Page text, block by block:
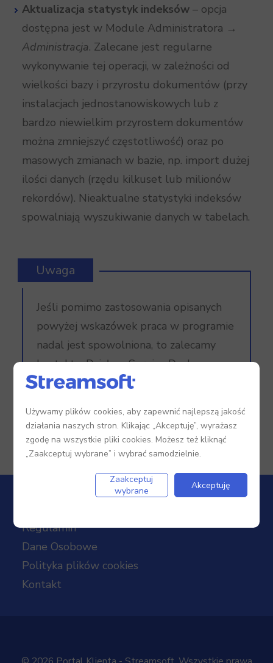
Aktualizacja statystyk indeksów – opcja
dostępna jest w Module Administratora →
Administracja. Zalecane jest regularne
wykonywanie tej operacji, w zależności od
wielkości bazy i przyrostu dokumentów (przy
instalacjach jednostanowiskowych lub z
bardzo niewielkim przyrostem dokumentów
można zmniejszyć częstotliwość) oraz po
masowych zmianach w bazie, np. import dużej
ilości danych (rzędu kilkuset lub milionów
rekordów). Nieaktualne statystyki indeksów
spowalniają wyszukiwanie danych w tabelach.
Uwaga
Jeśli pomimo zastosowania opisanych
powyżej wskazówek praca w programie
nadal jest spowolniona, to zalecamy
kontakt z Działem Service Desk
Streamsoft lub Opiekunem.
Regulamin
Dane Osobowe
Polityka plików cookies
Kontakt
Używamy plików cookies, aby zapewnić najlepszą jakość
działania naszych stron. Klikając „Akceptuję”, wyrażasz
zgodę na wszystkie pliki cookies. Możesz też kliknąć
„Zaakceptuj wybrane” i wybrać samodzielnie.
Zaakceptuj
wybrane
Akceptuję